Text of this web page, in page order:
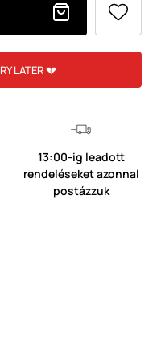
LATER 💔
13:00-ig leadott
rendeléseket azonnal
postázzuk